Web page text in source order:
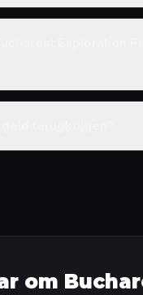
om